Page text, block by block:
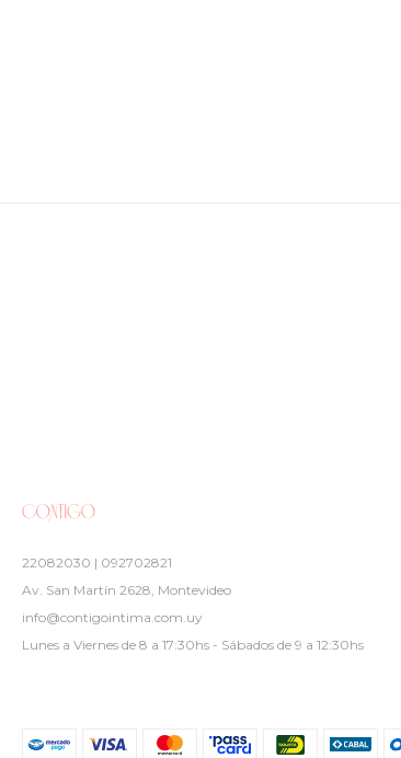
22082030 | 092702821
Av. San Martín 2628, Montevideo
info@contigointima.com.uy
Lunes a Viernes de 8 a 17:30hs - Sábados de 9 a 12:30hs